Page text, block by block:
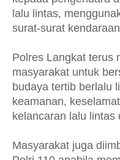
lalu lintas,
surat-surat
Polres Langkat terus
masyarakat untuk
budaya tertib berlalu
keamanan,
kelancaran lalu lintas
Masyarakat juga